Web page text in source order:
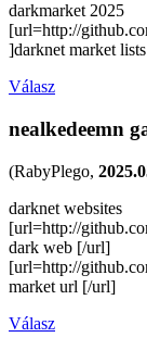
darkmarket 2025
[url=http://
]darknet market
Válasz
nealkedeemn
(RabyPlego,
darknet websites
[url=http://
dark web [/url]
[url=http://
market url [/url]
Válasz